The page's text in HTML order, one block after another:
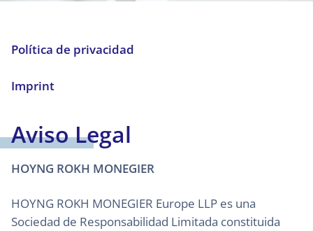
Política de privacidad
Imprint
Aviso Legal
HOYNG ROKH MONEGIER
HOYNG ROKH MONEGIER Europe LLP es una
Sociedad de Responsabilidad Limitada constituida